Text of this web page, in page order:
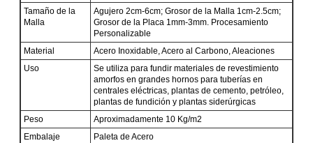
PRESENTACIóN
Tamaño de la
Malla
Agujero 2cm-6cm; Grosor de la Malla 1cm-2.5cm;
Grosor de la Placa 1mm-3mm. Procesamiento
Personalizable
Material
Acero Inoxidable, Acero al Carbono, Aleaciones
Uso
Se utiliza para fundir materiales de revestimiento
amorfos en grandes hornos para tuberías en
centrales eléctricas, plantas de cemento, petróleo,
plantas de fundición y plantas siderúrgicas
Peso
Aproximadamente 10 Kg/m2
Embalaje
Paleta de Acero